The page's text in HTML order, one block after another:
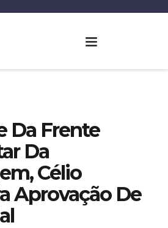
Da Frente
Da
Célio
Aprovação De